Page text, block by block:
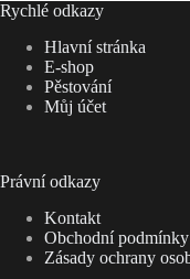
Rychlé odkazy
Hlavní stránka
E-shop
Pěstování
Můj účet
Právní odkazy
Kontakt
Obchodní podmínky
Zásady ochrany